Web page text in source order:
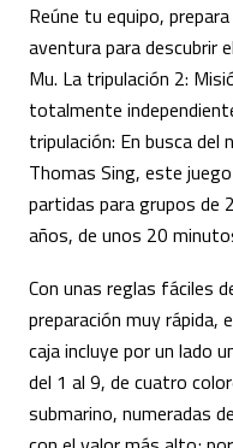
Reúne tu equipo,
aventura para descubrir
Mu. La tripulación 2:
totalmente
tripulación: En busca del
Thomas Sing, este
partidas para grupos de
años, de unos 20
Con unas reglas fáciles
preparación muy rápida,
caja incluye por un lado
del 1 al 9, de cuatro
submarino, numeradas